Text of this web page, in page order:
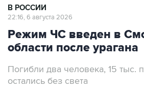
В РОССИИ
22:16, 6 августа 2026
Режим ЧС введен в
области после урагана
Погибли два человека, 15 тыс.
остались без света